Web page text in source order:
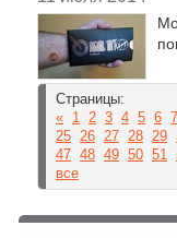
Страницы:
« 1 2 3 4 5 6 7
25 26 27 28 29
47 48 49 50 51
все